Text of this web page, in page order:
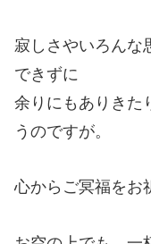
寂しさやいろんな
できずに
余りにもありきた
うのですが。
心からご冥福をお